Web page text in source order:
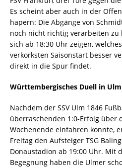
Es scheint aber auch in der
hapern: Die Abgänge von
noch nicht richtig verarbeiten zu
sich ab 18:30 Uhr zeigen,
verkorksten Saisonstart besser
direkt in die Spur findet.
Württembergisches Duell in Ulm
Nachdem der SSV Ulm 1846
überraschenden 1:0-Erfolg über
Wochenende einfahren konnte,
Freitag den Aufsteiger TSG
Donaustadion ab 19:00 Uhr. Mit
Begegnung haben die Ulmer